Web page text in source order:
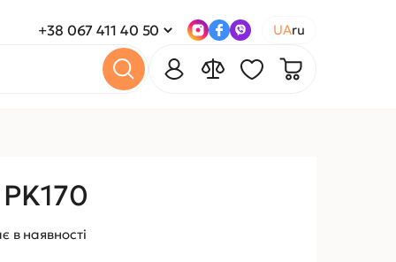
+38 067 411 40 50 UAru
в наявності